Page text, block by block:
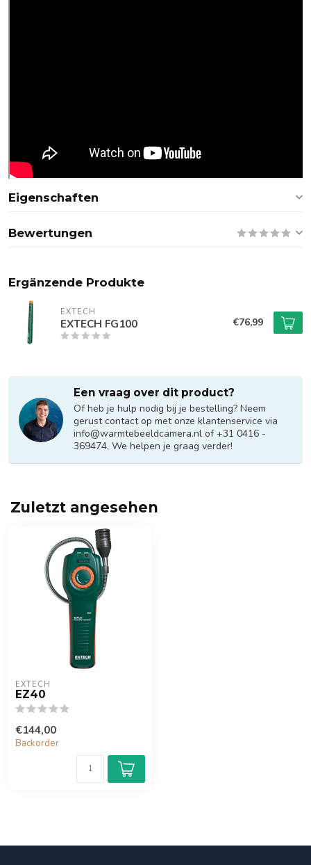
Eigenschaften
Bewertungen
Ergänzende Produkte
EXTECH
EXTECH FG100 €76,99
Een vraag over dit product?
Of heb je hulp nodig bij je bestelling? Neem
gerust contact op met onze klantenservice via
info@warmtebeeldcamera.nl of +31 0416 -
369474. We helpen je graag verder!
Zuletzt angesehen
EXTECH
EZ40
€144,00
Backorder